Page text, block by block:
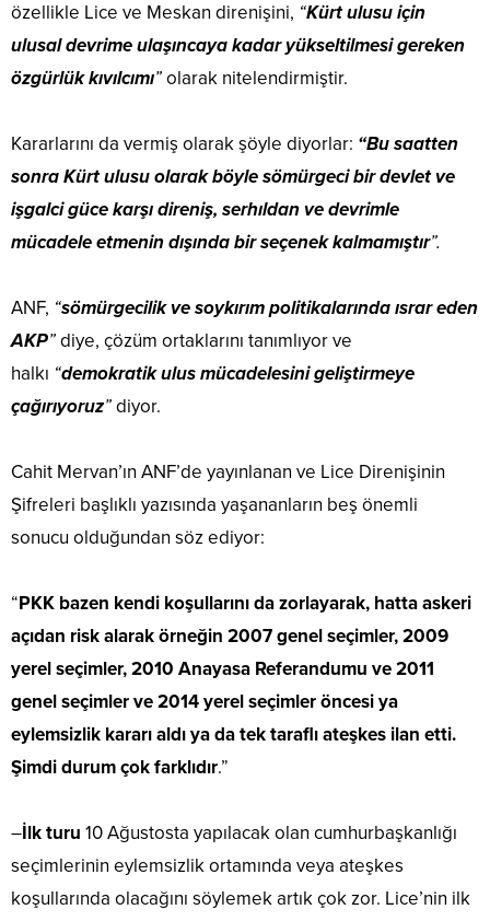
özellikle Lice ve Meskan direnişini, “Kürt ulusu için
ulusal devrime ulaşıncaya kadar yükseltilmesi gereken
özgürlük kıvılcımı”olarak nitelendirmiştir.
Kararlarını da vermiş olarak şöyle diyorlar: “Bu saatten
sonra Kürt ulusu olarak böyle sömürgeci bir devlet ve
işgalci güce karşı direniş, serhıldan ve devrimle
mücadele etmenin dışında bir seçenek kalmamıştır”.
ANF, “sömürgecilik ve soykırım politikalarında ısrar eden
AKP”diye, çözüm ortaklarını tanımlıyor ve
halkı “demokratik ulus mücadelesini geliştirmeye
çağırıyoruz”diyor.
Cahit Mervan’ın ANF’de yayınlanan ve Lice Direnişinin
Şifreleri başlıklı yazısında yaşananların beş önemli
sonucu olduğundan söz ediyor:
“PKK bazen kendi koşullarını da zorlayarak, hatta askeri
açıdan risk alarak örneğin 2007 genel seçimler, 2009
yerel seçimler, 2010 Anayasa Referandumu ve 2011
genel seçimler ve 2014 yerel seçimler öncesi ya
eylemsizlik kararı aldı ya da tek taraflı ateşkes ilan etti.
Şimdi durum çok farklıdır.”
–İlk turu 10 Ağustosta yapılacak olan cumhurbaşkanlığı
seçimlerinin eylemsizlik ortamında veya ateşkes
koşullarında olacağını söylemek artık çok zor. Lice’nin ilk